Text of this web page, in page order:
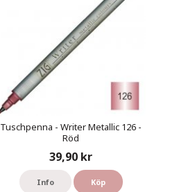
Tuschpenna - Writer Metallic 126 -
Röd
39,90 kr
Info Köp